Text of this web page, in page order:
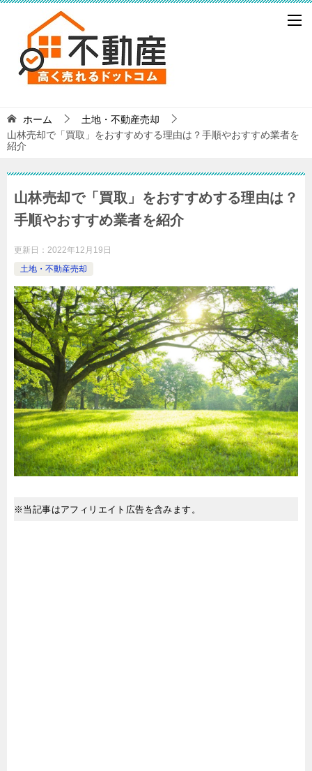
ホーム
土地・不動産売却
山林売却で「買取」をおすすめする理由は？手順やおすすめ業者を
紹介
山林売却で「買取」をおすすめする理由は？
手順やおすすめ業者を紹介
更新日： 2022年12月19日
土地・不動産売却
※当記事はアフィリエイト広告を含みます。